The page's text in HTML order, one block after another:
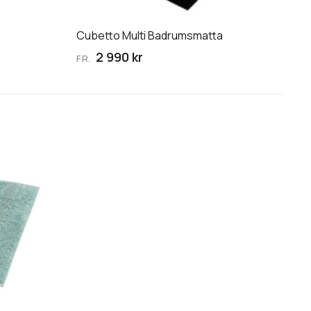
Cubetto Multi Badrumsmatta
FR. 2 990 kr
kan
väljas